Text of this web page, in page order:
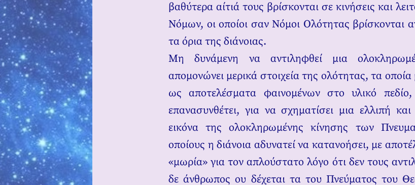
βαθύτερα αίτιά τους βρίσκονται σε κινήσεις και
Νόμων, οι οποίοι σαν Νόμοι Ολότητας βρίσκονται
τα όρια της διάνοιας.
Μη δυνάμενη να αντιληφθεί μια
απομονώνει μερικά στοιχεία της ολότητας, τα οποία
ως αποτελέσματα φαινομένων στο υλικό
επανασυνθέτει, για να σχηματίσει μια ελλιπή
εικόνα της ολοκληρωμένης κίνησης των
οποίους η διάνοια αδυνατεί να κατανοήσει, με
«μωρία» για τον απλούστατο λόγο ότι δεν τους
δε άνθρωπος ου δέχεται τα του Πνεύματος του